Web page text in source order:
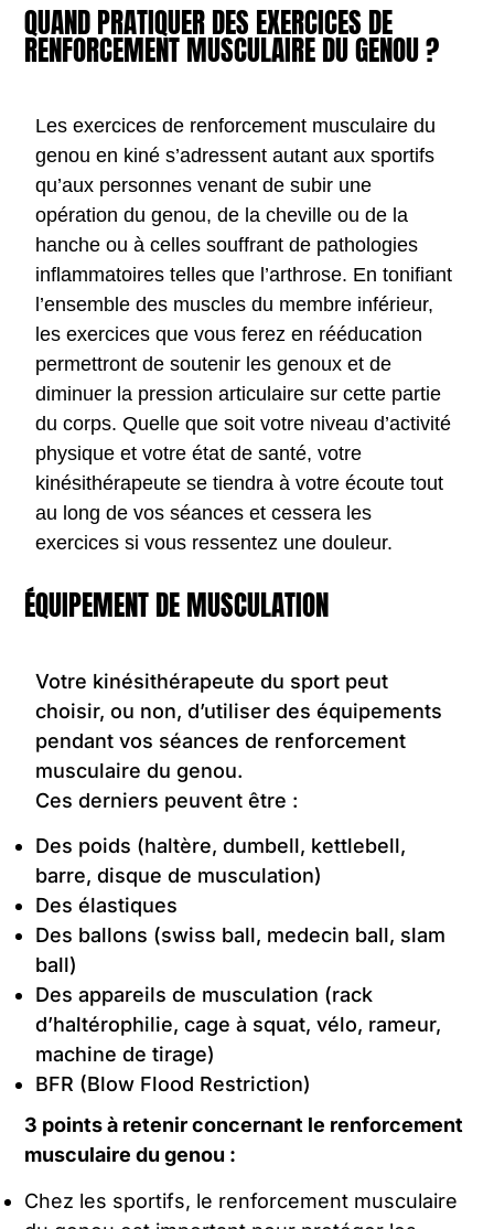
QUAND PRATIQUER DES EXERCICES DE
RENFORCEMENT MUSCULAIRE DU GENOU ?
Les exercices de renforcement musculaire du
genou en kiné s’adressent autant aux sportifs
qu’aux personnes venant de subir une
opération du genou, de la cheville ou de la
hanche ou à celles souffrant de pathologies
inflammatoires telles que l’arthrose. En tonifiant
l’ensemble des muscles du membre inférieur,
les exercices que vous ferez en rééducation
permettront de soutenir les genoux et de
diminuer la pression articulaire sur cette partie
du corps. Quelle que soit votre niveau d’activité
physique et votre état de santé, votre
kinésithérapeute se tiendra à votre écoute tout
au long de vos séances et cessera les
exercices si vous ressentez une douleur.
ÉQUIPEMENT DE MUSCULATION
Votre kinésithérapeute du sport peut
choisir, ou non, d’utiliser des équipements
pendant vos séances de renforcement
musculaire du genou.
Ces derniers peuvent être :
Des poids (haltère, dumbell, kettlebell,
barre, disque de musculation)
Des élastiques
Des ballons (swiss ball, medecin ball, slam
ball)
Des appareils de musculation (rack
d’haltérophilie, cage à squat, vélo, rameur,
machine de tirage)
BFR (Blow Flood Restriction)
3 points à retenir concernant le renforcement
musculaire du genou :
Chez les sportifs, le renforcement musculaire